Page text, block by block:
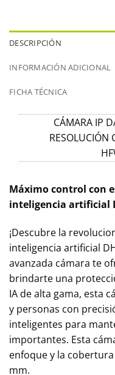
DESCRIPCIÓN
INFORMACIÓN ADICIONAL
FICHA TÉCNICA
CÁMARA IP
RESOLUCIÓN
Máximocontrol con
inteligencia artificial
¡Descubre la
inteligencia artificial
avanzada cámara te
brindarte una
IA de alta gama, esta
y personas con
inteligentes para
importantes. Esta
enfoque y la
mm.